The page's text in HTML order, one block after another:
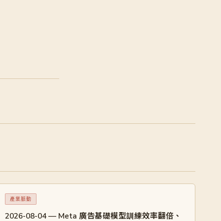
產業脈動
2026-08-04 — Meta 廣告基礎模型訓練效率翻倍、